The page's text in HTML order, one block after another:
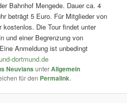
Bahnhof Mengede. Dauer ca. 4
beträgt 5 Euro. Für Mitglieder von
kostenlos. Die Tour findet unter
und einer Begrenzung von
Anmeldung ist unbedingt
dortmund.de
Neuvians unterAllgemein
für den Permalink.